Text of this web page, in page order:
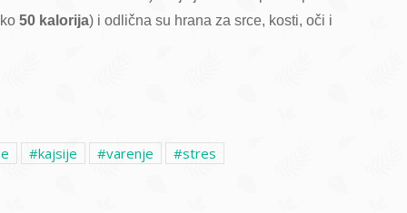
50 kalorija) i odlična su hrana za srce, kosti, oči i
kajsije varenje stres